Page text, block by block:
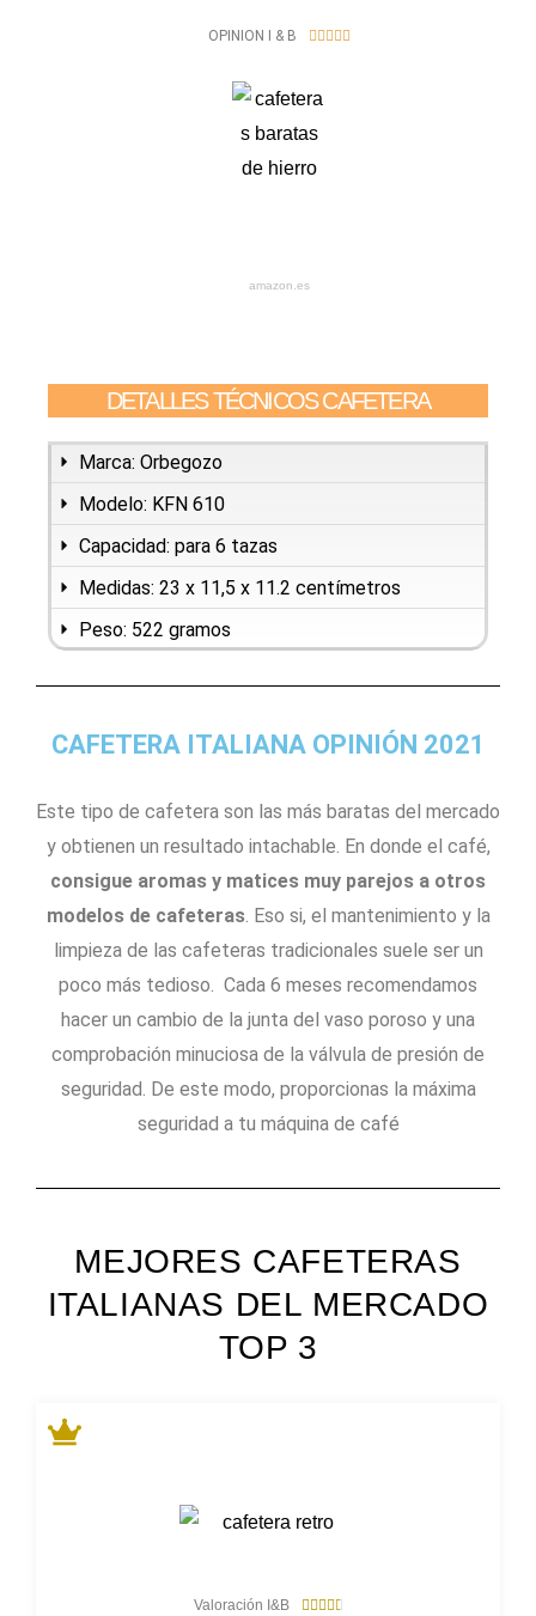
OPINION I & B 
amazon.es
DETALLES TÉCNICOS CAFETERA
Marca: Orbegozo
Modelo: KFN 610
Capacidad: para 6 tazas
Medidas: 23 x 11,5 x 11.2 centímetros
Peso: 522 gramos
CAFETERA ITALIANA OPINIÓN 2021
Este tipo de cafetera son las más baratas del mercado
y obtienen un resultado intachable. En donde el café,
consigue aromas y matices muy parejos a otros
modelos de cafeteras. Eso si, el mantenimiento y la
limpieza de las cafeteras tradicionales suele ser un
poco más tedioso. Cada 6 meses recomendamos
hacer un cambio de la junta del vaso poroso y una
comprobación minuciosa de la válvula de presión de
seguridad. De este modo, proporcionas la máxima
seguridad a tu máquina de café
MEJORES CAFETERAS
ITALIANAS DEL MERCADO
TOP 3
Valoración I&B 